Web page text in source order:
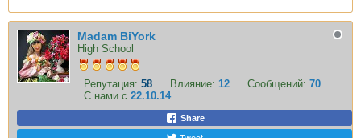
Madam BiYork
High School
Репутация: 58 Влияние: 12 Сообщений: 70
С нами с 22.10.14
Share